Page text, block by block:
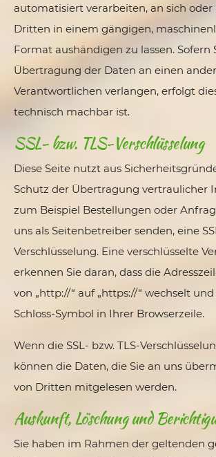
automatisiert verarbeiten, an sich oder
Dritten in einem gängigen,
Format aushändigen zu lassen. Sofern
Übertragung der Daten an einen
Verantwortlichen verlangen, erfolgt
technisch machbar ist.
SSL- bzw. TLS-Verschlüsselung
Diese Seite nutzt aus
Schutz der Übertragung vertraulicher
zum Beispiel Bestellungen oder
uns als Seitenbetreiber senden, eine
Verschlüsselung. Eine verschlüsselte
erkennen Sie daran, dass die
von „http://“ auf „https://“ wechselt
Schloss-Symbol in Ihrer Browserzeile.
Wenn die SSL- bzw. TLS-
können die Daten, die Sie an uns
von Dritten mitgelesen werden.
Auskunft, Löschung und
Sie haben im Rahmen der geltenden